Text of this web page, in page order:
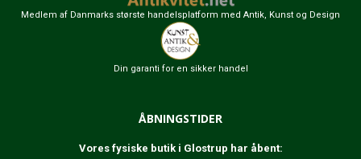
Medlem af Danmarks største handelsplatform med Antik, Kunst og Design
Din garanti for en sikker handel
ÅBNINGSTIDER
Vores fysiske butik i Glostrup har åbent: